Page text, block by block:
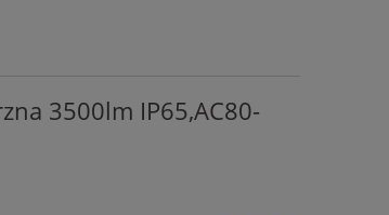
3500lm IP65,AC80-